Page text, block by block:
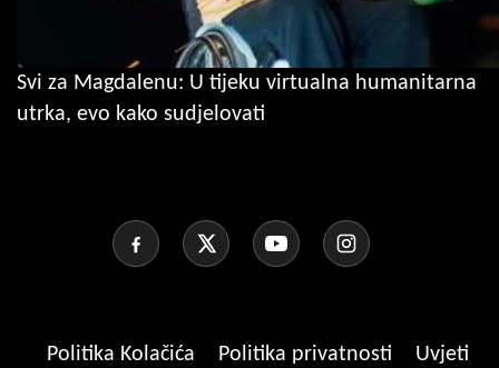
Svi za Magdalenu: U tijeku virtualna humanitarna
utrka, evo kako sudjelovati
Politika Kolačića Politika privatnosti
Uvjeti